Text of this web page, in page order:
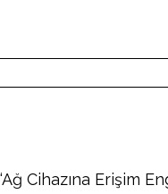
Cihazına Erişim